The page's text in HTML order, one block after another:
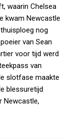
waarin Chelsea
kwam Newcastle
nog
van Sean
voor tijd werd
van
slotfase maakte
blessuretijd
Newcastle,